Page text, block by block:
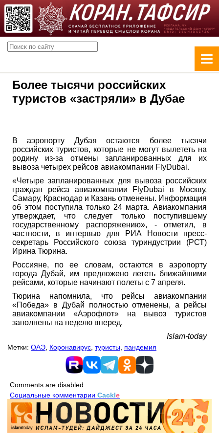
Более тысячи российских
туристов «застряли» в Дубае
В аэропорту Дубая остаются более тысячи
российских туристов, которые не могут вылететь на
родину из-за отмены запланированных для их
вывоза четырех рейсов авиакомпании FlyDubai.
«Четыре запланированных для вывоза российских
граждан рейса авиакомпании FlyDubai в Москву,
Самару, Краснодар и Казань отменены. Информация
об этом поступила только 24 марта. Авиакомпания
утверждает, что следует только поступившему
государственному распоряжению», - отметил, в
частности, в интервью для РИА Новости пресс-
секретарь Российского союза туриндустрии (РСТ)
Ирина Тюрина.
Россияне, по ее словам, остаются в аэропорту
города Дубай, им предложено лететь ближайшими
рейсами, которые начинают полеты с 7 апреля.
Тюрина напомнила, что рейсы авиакомпании
«Победа» в Дубай полностью отменены, а рейсы
авиакомпании «Аэрофлот» на вывоз туристов
заполнены на неделю вперед.
Islam-today
Метки: ОАЭ Коронавирус туристы пандемия
Comments are disabled
Социальные комментарии Cackle